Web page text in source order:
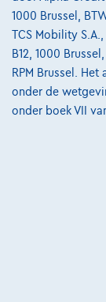
04/2025
€28.998
Vanaf€437,86/
Ontdek het
1000 Brussel,
TCS Mobility
B12, 1000
RPM Brussel.
onder de
onder boek VII